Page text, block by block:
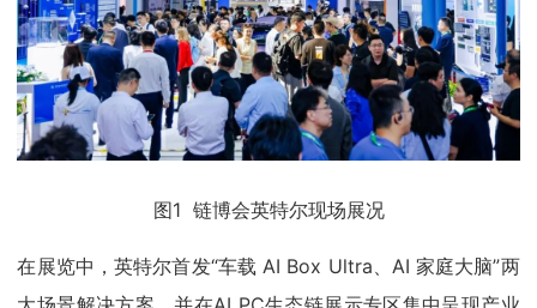
图1 链博会英特尔现场展况
在展览中，英特尔首发“车载 AI Box Ultra、AI 家庭大脑”两